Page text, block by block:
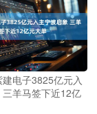
电子3825亿元入
羊马签下近12亿